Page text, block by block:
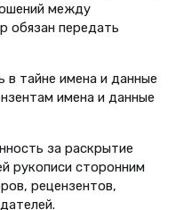
между
обязан передать
в тайне имена и данные
имена и данные
за раскрытие
рукописи сторонним
рецензентов,